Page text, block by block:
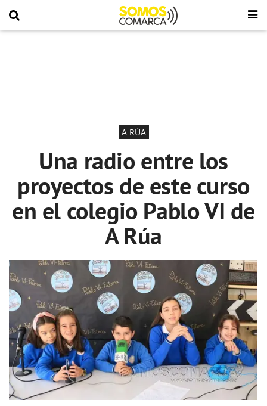
A RÚA
Una radio entre los
proyectos de este curso
en el colegio Pablo VI de
A Rúa